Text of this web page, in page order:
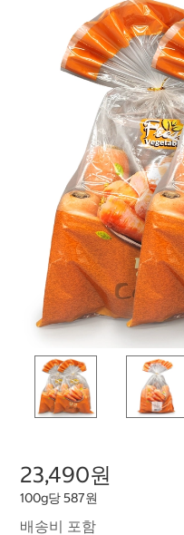
23,490원
100g당 587원
배송비 포함